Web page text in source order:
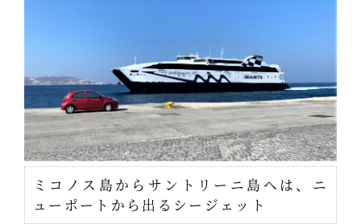
ミコノス島からサントリーニ島へは、ニ
ューポートから出るシージェット